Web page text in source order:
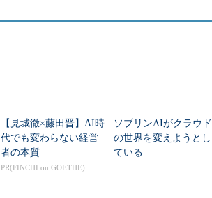
【見城徹×藤田晋】AI時
代でも変わらない経営
者の本質
PR(FINCHI on GOETHE)
ソブリンAIがクラウド
の世界を変えようとし
ている